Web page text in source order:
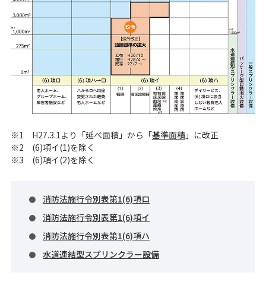
H27.3.1より「延べ面積」から「基準面積 」に改正
(6)項イ(1)を除く
(6)項イ(2)を除く
消防法施行令別表第1(6)項ロ
消防法施行令別表第1(6)項イ
消防法施行令別表第1(6)項ハ
水道連結型スプリンクラー設備